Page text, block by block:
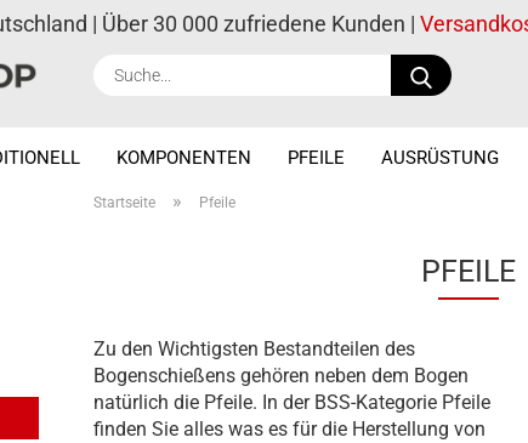
Suche...
| Über 30 000 zufriedene Kunden |
KOMPONENTEN PFEILE AUSRÜSTUNG
Startseite » Pfeile
PFEILE
Zu den Wichtigsten Bestandteilen des
Bogenschießens gehören neben dem Bogen
natürlich die Pfeile. In der BSS-Kategorie Pfeile
finden Sie alles was es für die Herstellung von